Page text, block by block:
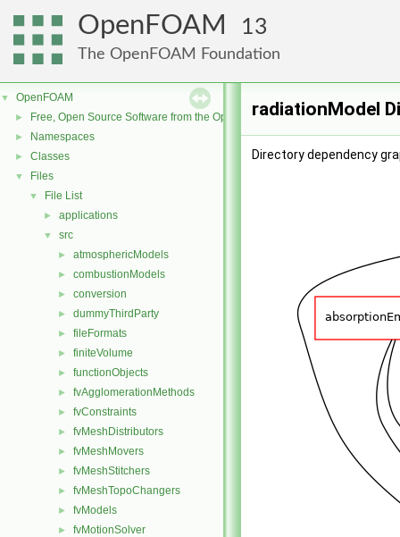
OpenFOAM 13
The OpenFOAM Foundation
▼ OpenFOAM
► Free, Open Source Software from the OpenFOAM Foundation
► Namespaces
► Classes
▼ Files
▼ File List
► applications
▼ src
► atmosphericModels
► combustionModels
► conversion
► dummyThirdParty
► fileFormats
► finiteVolume
► functionObjects
► fvAgglomerationMethods
► fvConstraints
► fvMeshDistributors
► fvMeshMovers
► fvMeshStitchers
► fvMeshTopoChangers
► fvModels
► fvMotionSolver
radiationModel
Directory dependency